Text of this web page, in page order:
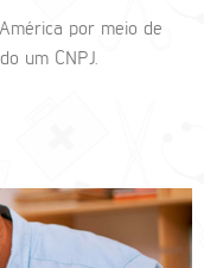
por meio de
um CNPJ.